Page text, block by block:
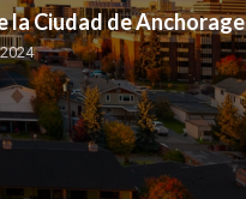
la Ciudad de Anchorage